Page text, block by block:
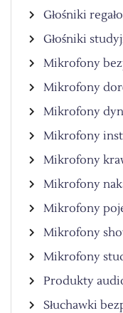
Głośniki
Głośniki
Mikrofony
Mikrofony
Mikrofony
Mikrofony
Mikrofony
Mikrofony
Mikrofony
Mikrofony
Mikrofony
Produkty
Słuchawki